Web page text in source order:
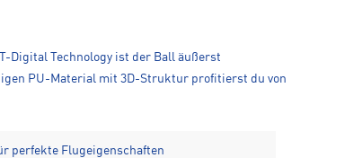
Digital Technology ist der Ball äußerst
PU-Material mit 3D-Struktur profitierst du von
perfekte Flugeigenschaften